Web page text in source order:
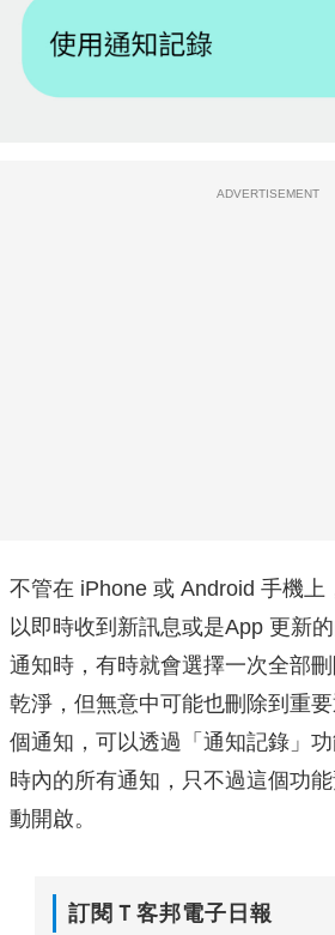
ADVERTISEMENT
不管在 iPhone 或 Android 手機上
以即時收到新訊息或是App 更新
通知時，有時就會選擇一次全部
乾淨，但無意中可能也刪除到重
個通知，可以透過「通知記錄」
時內的所有通知，只不過這個功
動開啟。
訂閱Ｔ客邦電子日報